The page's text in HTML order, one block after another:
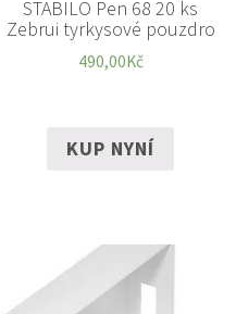
STABILO Pen 68 20 ks
Zebrui tyrkysové pouzdro
490,00Kč
KUP NYNÍ